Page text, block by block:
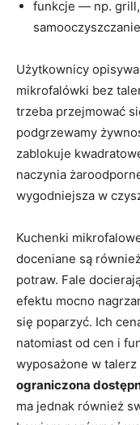
funkcje — np. grill,
Użytkownicy
mikrofalówki bez
trzeba przejmować
podgrzewamy
zablokuje
naczynia
wygodniejsza w
Kuchenki
doceniane są
potraw. Fale
efektu mocno
się poparzyć. Ich
natomiast od cen i
wyposażone w
ograniczona
ma jednak również